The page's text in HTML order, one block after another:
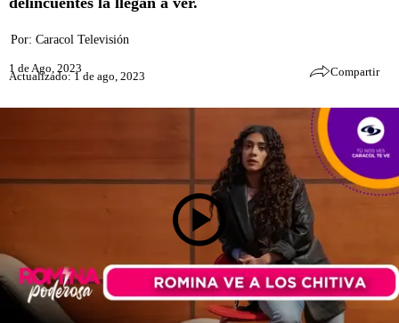
Por: Caracol Televisión
1 de Ago, 2023
Actualizado: 1 de ago, 2023 Compartir